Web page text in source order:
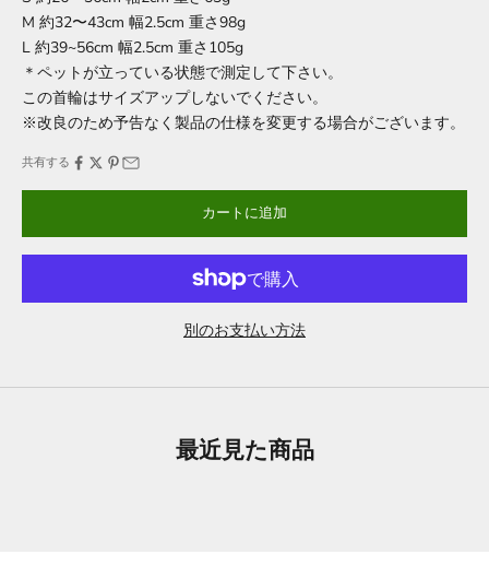
M 約32〜43cm 幅2.5cm 重さ98g
L 約39~56cm 幅2.5cm 重さ105g
＊ペットが立っている状態で測定して下さい。
この首輪はサイズアップしないでください。
※改良のため予告なく製品の仕様を変更する場合がございます。
共有する
カートに追加
別のお支払い方法
最近見た商品